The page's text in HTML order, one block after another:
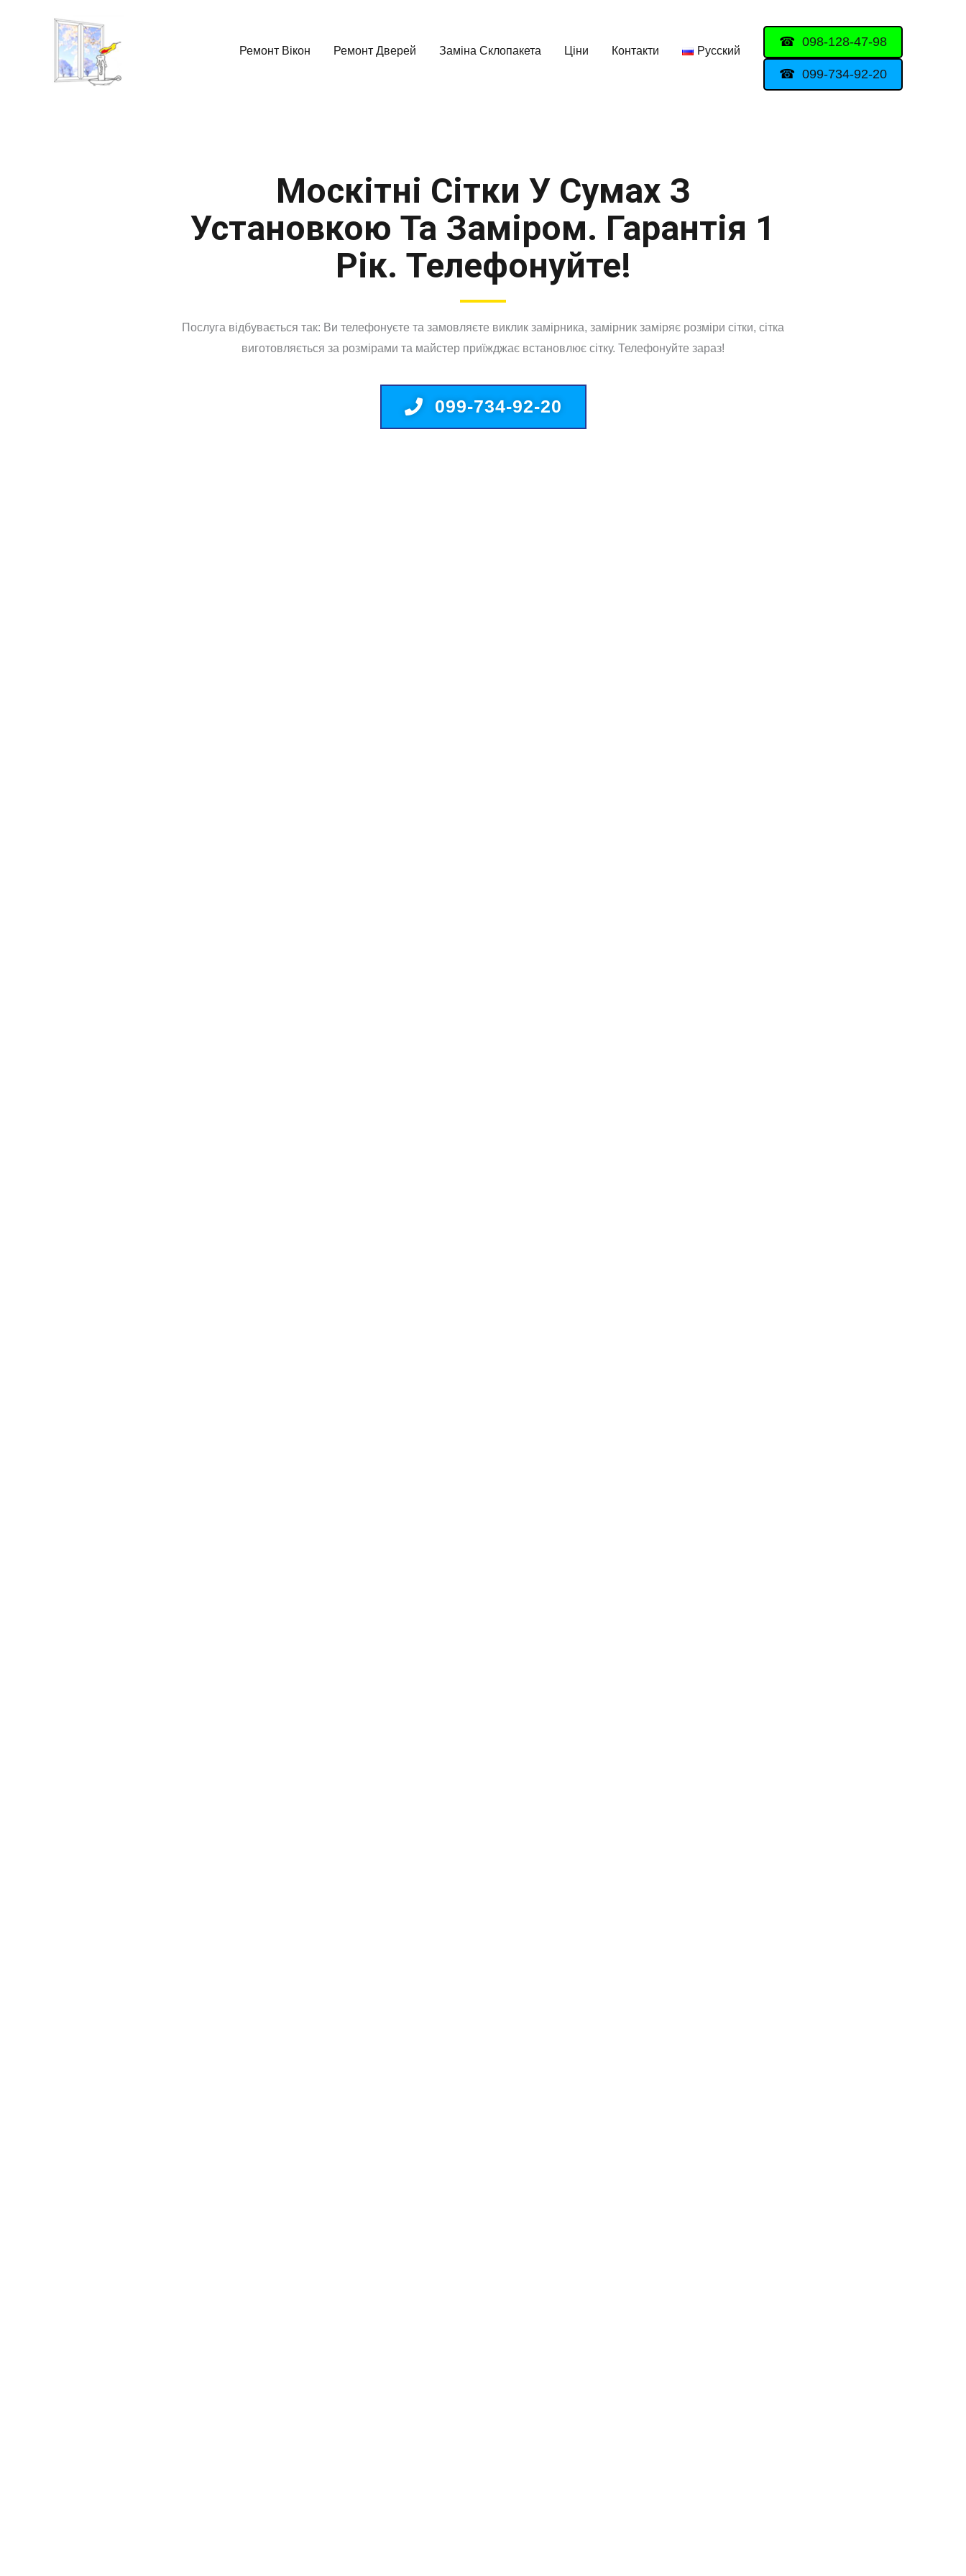
Ремонт Вікон Ремонт Дверей Заміна Склопакета Ціни Контакти Русский
098-128-47-98
099-734-92-20
Москітні Сітки У Сумах З
Установкою Та Заміром. Гарантія 1
Рік. Телефонуйте!
Послуга відбувається так: Ви телефонуєте та замовляєте виклик замірника, замірник заміряє розміри сітки, сітка
виготовляється за розмірами та майстер приїжджає встановлює сітку. Телефонуйте зараз!
099-734-92-20